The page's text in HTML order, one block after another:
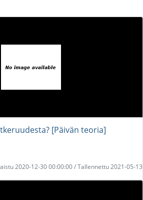
[Päivän teoria]
2020-12-30 00:00:00 / Tallennettu 2021-05-13